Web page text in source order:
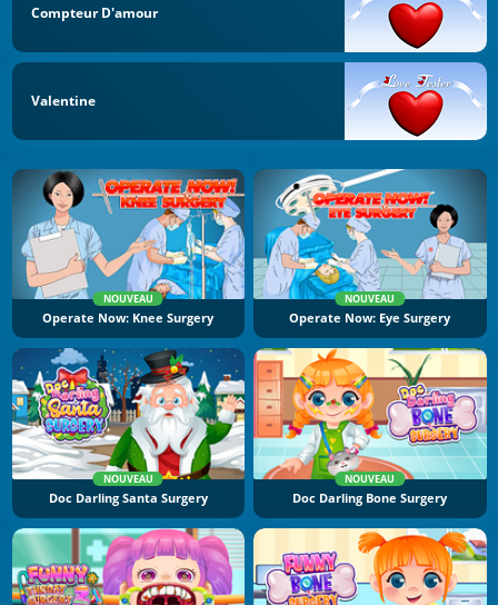
Compteur D'amour
Valentine
NOUVEAU
Operate Now: Knee Surgery
NOUVEAU
Operate Now: Eye Surgery
NOUVEAU
Doc Darling Santa Surgery
NOUVEAU
Doc Darling Bone Surgery